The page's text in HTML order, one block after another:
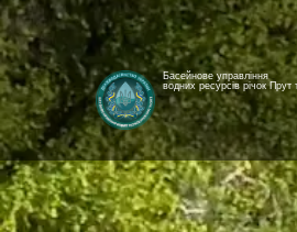
Басейнове управління
водних ресурсів річок Прут